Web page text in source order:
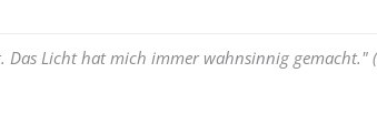
Licht hat mich immer wahnsinnig gemacht."